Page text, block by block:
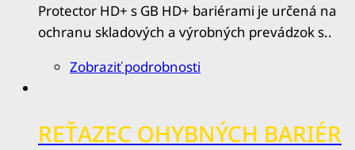
Protector HD+ s GB HD+ bariérami je určená na
ochranu skladových a výrobných prevádzok s..
Zobraziť podrobnosti
REŤAZEC OHYBNÝCH BARIÉR